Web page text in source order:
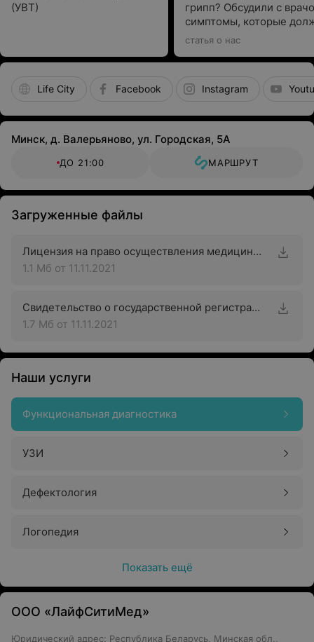
(УВТ)
грипп? Обсудили с
симптомы, которые
насторожить
статья о нас
Life City Facebook Instagram
Минск, д. Валерьяново, ул. Городская, 5А
ДО 21:00 МАРШРУТ
Загруженные файлы
Лицензия на право осуществления медицинской деятельности
1.1 Мб от 11.11.2021
Свидетельство о государственной регистрации
1.7 Мб от 11.11.2021
Наши услуги
Функциональная диагностика
УЗИ
Дефектология
Логопедия
Показать ещё
ООО «ЛайфСитиМед»
Юридический адрес: Республика Беларусь, Минская обл.,